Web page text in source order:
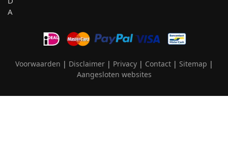
Voorwaarden | Disclaimer| Privacy| Contact| Sitemap |
Aangesloten websites